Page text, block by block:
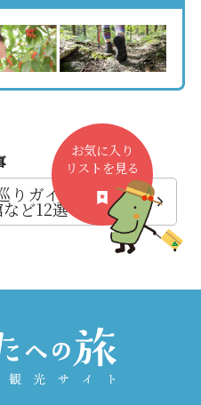
りガイド｜土門拳
ど12選
お気に入り
リストを見る